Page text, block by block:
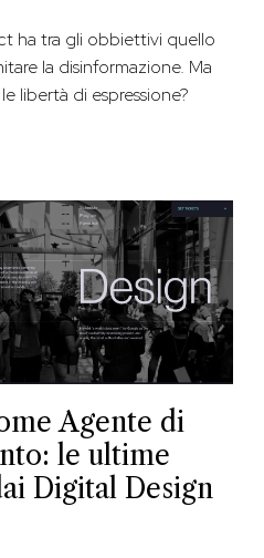
ha tra gli obbiettivi quello
la disinformazione. Ma
libertà di espressione?
Agente di
le ultime
Digital Design